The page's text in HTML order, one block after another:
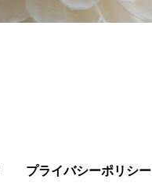
プライバシーポリシー